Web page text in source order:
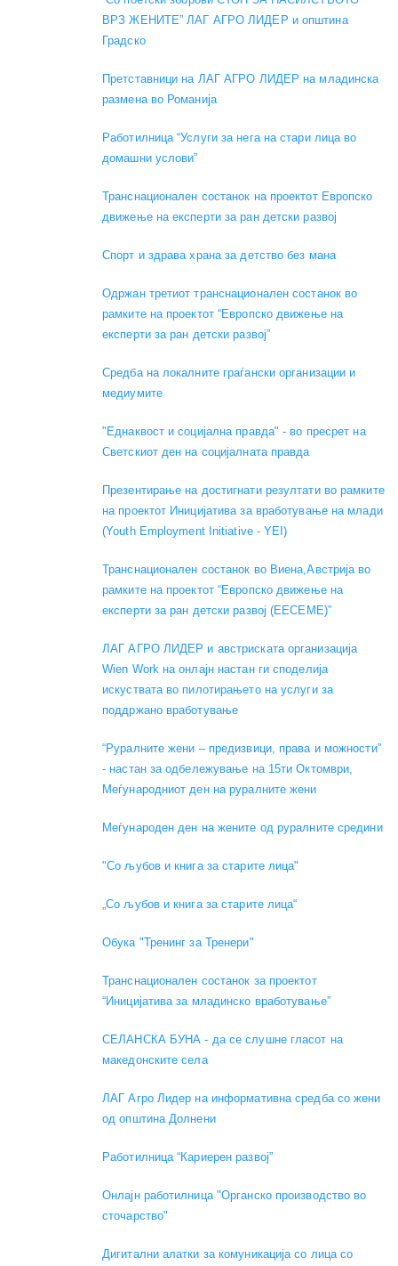
ВРЗ ЖЕНИТЕ” ЛАГ АГРО ЛИДЕР и општина
Градско
Претставници на ЛАГ АГРО ЛИДЕР на младинска
размена во Романија
Работилница “Услуги за нега на стари лица во
домашни услови”
Транснационален состанок на проектот Европско
движење на експерти за ран детски развој
Спорт и здрава храна за детство без мана
Одржан третиот транснационален состанок во
рамките на проектот “Европско движење на
експерти за ран детски развој”
Средба на локалните граѓански организации и
медиумите
"Еднаквост и социјална правда" - во пресрет на
Светскиот ден на социјалната правда
Презентирање на достигнати резултати во рамките
на проектот Иницијатива за вработување на млади
(Youth Employment Initiative - YEI)
Транснационален состанок во Виена,Австрија во
рамките на проектот “Европско движење на
експерти за ран детски развој (EECEME)”
ЛАГ АГРО ЛИДЕР и австриската организација
Wien Work на онлајн настан ги споделија
искуствата во пилотирањето на услуги за
поддржано вработување
“Руралните жени – предизвици, права и можности”
- настан за одбележување на 15ти Октомври,
Меѓународниот ден на руралните жени
Меѓународен ден на жените од руралните средини
"Со љубов и книга за старите лица"
„Со љубов и книга за старите лица“
Обука "Тренинг за Тренери"
Транснационален состанок за проектот
“Иницијатива за младинско вработување”
СЕЛАНСКА БУНА - да се слушне гласот на
македонските села
ЛАГ Агро Лидер на информативна средба со жени
од општина Долнени
Работилница “Кариерен развој”
Онлајн работилница "Органско производство во
сточарство"
Дигитални алатки за комуникација со лица со